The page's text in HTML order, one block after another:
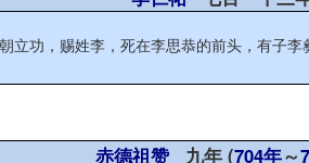
功，赐姓李，死在李思恭的前头，有子李
赤德祖赞 九年 (704年～